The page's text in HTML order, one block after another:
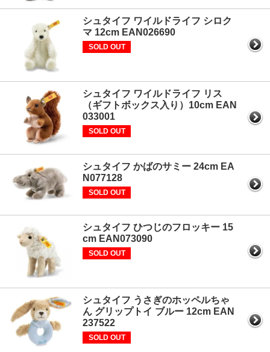
シュタイフ ワイルドライフ シロク
マ 12cm EAN026690
SOLD OUT
シュタイフ ワイルドライフ リス
（ギフトボックス入り）10cm EAN
033001
SOLD OUT
シュタイフ かばのサミー 24cm EA
N077128
SOLD OUT
シュタイフ ひつじのフロッキー 15
cm EAN073090
SOLD OUT
シュタイフ うさぎのホッペルちゃ
ん グリップトイ ブルー 12cm EAN
237522
SOLD OUT